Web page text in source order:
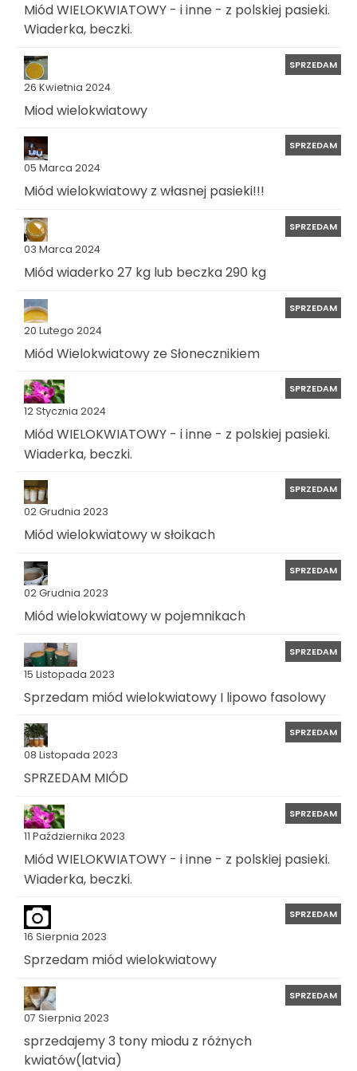
Miód WIELOKWIATOWY - i inne - z polskiej pasieki.
Wiaderka, beczki.
26 Kwietnia 2024
SPRZEDAM
Miod wielokwiatowy
05 Marca 2024
SPRZEDAM
Miód wielokwiatowy z własnej pasieki!!!
03 Marca 2024
SPRZEDAM
Miód wiaderko 27 kg lub beczka 290 kg
20 Lutego 2024
SPRZEDAM
Miód Wielokwiatowy ze Słonecznikiem
12 Stycznia 2024
SPRZEDAM
Miód WIELOKWIATOWY - i inne - z polskiej pasieki.
Wiaderka, beczki.
02 Grudnia 2023
SPRZEDAM
Miód wielokwiatowy w słoikach
02 Grudnia 2023
SPRZEDAM
Miód wielokwiatowy w pojemnikach
15 Listopada 2023
SPRZEDAM
Sprzedam miód wielokwiatowy I lipowo fasolowy
08 Listopada 2023
SPRZEDAM
SPRZEDAM MIÓD
11 Października 2023
SPRZEDAM
Miód WIELOKWIATOWY - i inne - z polskiej pasieki.
Wiaderka, beczki.
16 Sierpnia 2023
SPRZEDAM
Sprzedam miód wielokwiatowy
07 Sierpnia 2023
SPRZEDAM
sprzedajemy 3 tony miodu z różnych
kwiatów(latvia)